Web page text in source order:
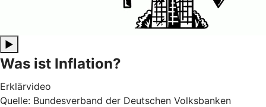
▶
Was ist Inflation?
Erklärvideo
Quelle: Bundesverband der Deutschen Volksbanken